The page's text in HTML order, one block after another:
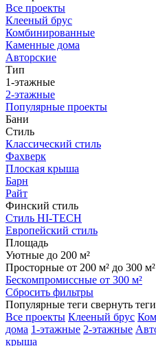
Все проекты
Клееный брус
Комбинированные
Каменные дома
Авторские
Тип
1-этажные
2-этажные
Популярные проекты
Бани
Стиль
Классический стиль
Фахверк
Плоская крыша
Барн
Райт
Финский стиль
Стиль HI-TECH
Европейский стиль
Площадь
Уютные до 200 м²
Просторные от 200 м² до 300 м²
Бескомпромиссные от 300 м²
Сбросить фильтры
Популярные теги свернуть теги
Все проекты Клееный брус
дома 1-этажные 2-этажные
крыша